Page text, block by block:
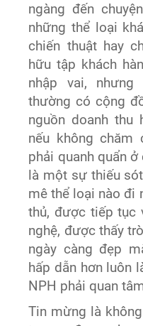
ngàng đến
những thể loại
chiến thuật hay
hữu tập khách
nhập vai,
thường có cộng
nguồn doanh
nếu không
phải quanh quẩn
là một sự thiếu
mê thể loại nào đi
thủ, được tiếp tục
nghệ, được thấy
ngày càng đẹp
hấp dẫn hơn luôn
NPH phải quan
Tin mừng là